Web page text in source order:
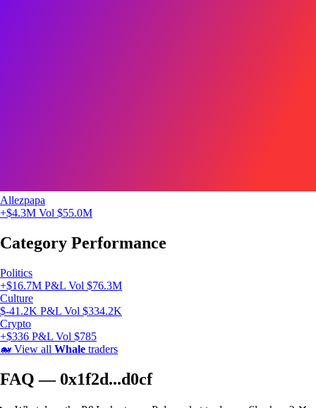
Allezpapa
+$4.3M Vol $55.0M
Category Performance
Politics
+$16.7M P&L Vol $76.3M
Culture
$-41.2K P&L Vol $334.2K
Crypto
+$336 P&L Vol $785
🐋 View all Whale traders
FAQ — 0x1f2d...d0cf